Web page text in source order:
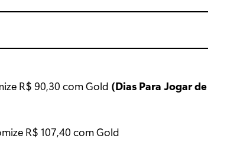
R$ 90,30 com Gold (Dias Para Jogar de
R$ 107,40 com Gold